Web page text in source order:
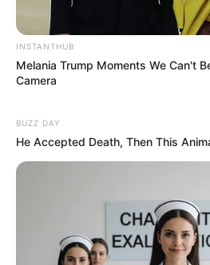
INSTANTHUB
Melania Trump Moments We Can't
Camera
BUZZ DAY
He Accepted Death, Then This